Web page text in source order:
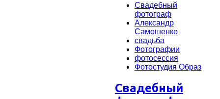
Cвадебный
фотограф
Александр
Самошенко
свадьба
Фотографии
фотосессия
Фотостудия Образ
Cвадебный